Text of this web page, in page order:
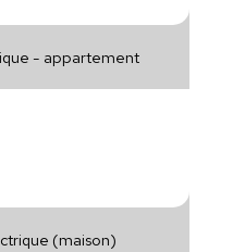
- appartement
(maison)